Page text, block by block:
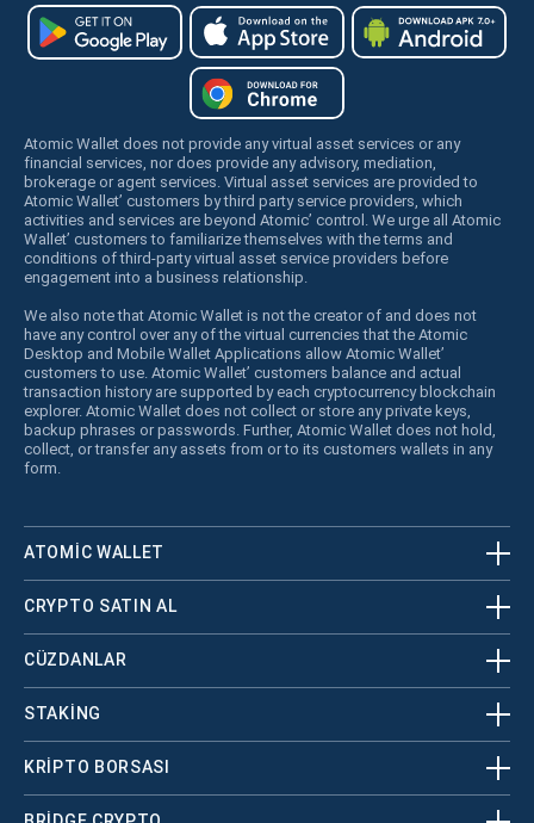
Atomic Wallet does not provide any virtual asset services or any
financial services, nor does provide any advisory, mediation,
brokerage or agent services. Virtual asset services are provided to
Atomic Wallet’ customers by third party service providers, which
activities and services are beyond Atomic’ control. We urge all Atomic
Wallet’ customers to familiarize themselves with the terms and
conditions of third-party virtual asset service providers before
engagement into a business relationship.
We also note that Atomic Wallet is not the creator of and does not
have any control over any of the virtual currencies that the Atomic
Desktop and Mobile Wallet Applications allow Atomic Wallet’
customers to use. Atomic Wallet’ customers balance and actual
transaction history are supported by each cryptocurrency blockchain
explorer. Atomic Wallet does not collect or store any private keys,
backup phrases or passwords. Further, Atomic Wallet does not hold,
collect, or transfer any assets from or to its customers wallets in any
form.
ATOMIC WALLET
CRYPTO SATIN AL
CÜZDANLAR
STAKING
KRİPTO BORSASI